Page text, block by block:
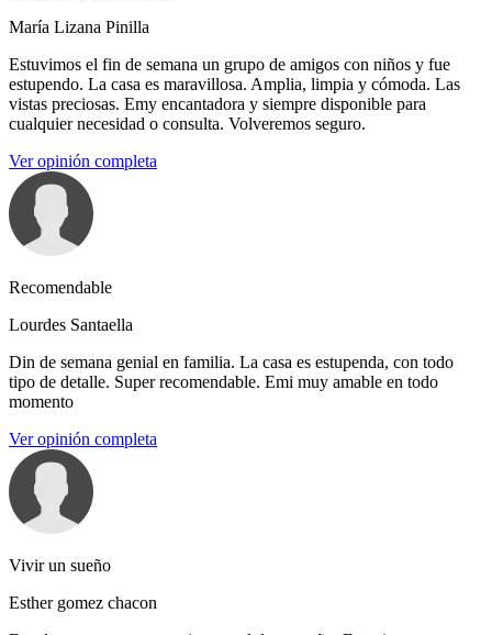
María Lizana Pinilla
Estuvimos el fin de semana un grupo de amigos con niños y fue
estupendo. La casa es maravillosa. Amplia, limpia y cómoda. Las
vistas preciosas. Emy encantadora y siempre disponible para
cualquier necesidad o consulta. Volveremos seguro.
Ver opinión completa
Recomendable
Lourdes Santaella
Din de semana genial en familia. La casa es estupenda, con todo
tipo de detalle. Super recomendable. Emi muy amable en todo
momento
Ver opinión completa
Vivir un sueño
Esther gomez chacon